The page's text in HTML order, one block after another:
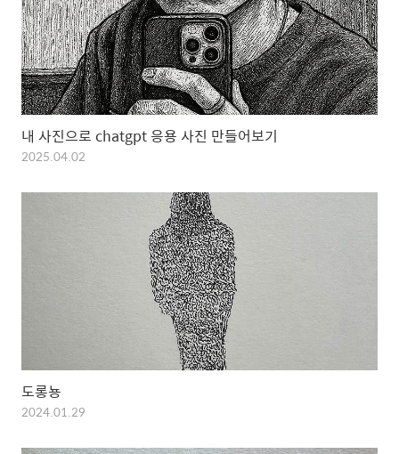
내 사진으로 chatgpt 응용 사진 만들어보기
2025.04.02
도롱뇽
2024.01.29